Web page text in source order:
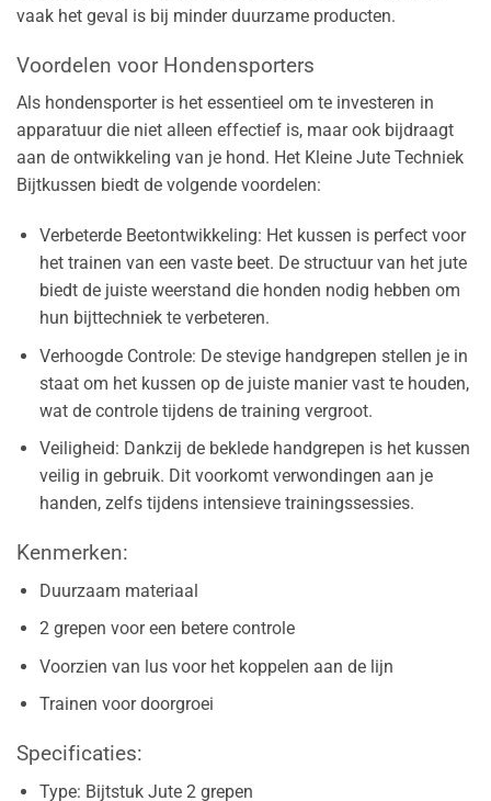
vaak het geval is bij minder duurzame producten.
Voordelen voor Hondensporters
Als hondensporter is het essentieel om te investeren in
apparatuur die niet alleen effectief is, maar ook bijdraagt
aan de ontwikkeling van je hond. Het Kleine Jute Techniek
Bijtkussen biedt de volgende voordelen:
Verbeterde Beetontwikkeling: Het kussen is perfect voor
het trainen van een vaste beet. De structuur van het jute
biedt de juiste weerstand die honden nodig hebben om
hun bijttechniek te verbeteren.
Verhoogde Controle: De stevige handgrepen stellen je in
staat om het kussen op de juiste manier vast te houden,
wat de controle tijdens de training vergroot.
Veiligheid: Dankzij de beklede handgrepen is het kussen
veilig in gebruik. Dit voorkomt verwondingen aan je
handen, zelfs tijdens intensieve trainingssessies.
Kenmerken:
Duurzaam materiaal
2 grepen voor een betere controle
Voorzien van lus voor het koppelen aan de lijn
Trainen voor doorgroei
Specificaties:
Type: Bijtstuk Jute 2 grepen